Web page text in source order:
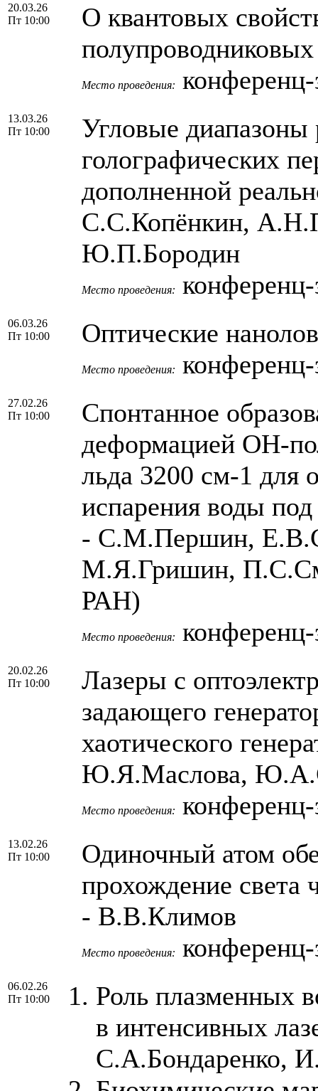
20.03.26
Пт 10:00
О квантовых
Место проведения:
13.03.26
Пт 10:00
Угловые
голографических
дополненной
С.С.Копёнкин,
Ю.П.Бородин
Место проведения:
06.03.26
Пт 10:00
Оптические
Место проведения:
27.02.26
Пт 10:00
Спонтанное
деформацией ОН-
льда 3200 см-1 для
испарения воды
- С.М.Першин,
М.Я.Гришин,
РАН)
Место проведения:
20.02.26
Пт 10:00
Лазеры с
задающего
хаотического
Ю.Я.Маслова,
Место проведения:
13.02.26
Пт 10:00
Одиночный атом
прохождение света
- В.В.Климов
Место проведения:
06.02.26
Пт 10:00
Роль плазменных
в интенсивных
С.А.Бондаренко,